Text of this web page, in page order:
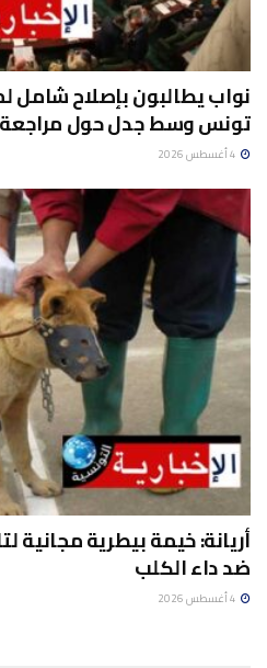
نواب يطالبون بإصلاح شامل
تونس وسط جدل حول مراجعة
أريانة: خيمة بيطرية مجانية
ضد داء الكلب